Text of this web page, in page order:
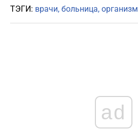
ТЭГИ: врачи больница организм
ad